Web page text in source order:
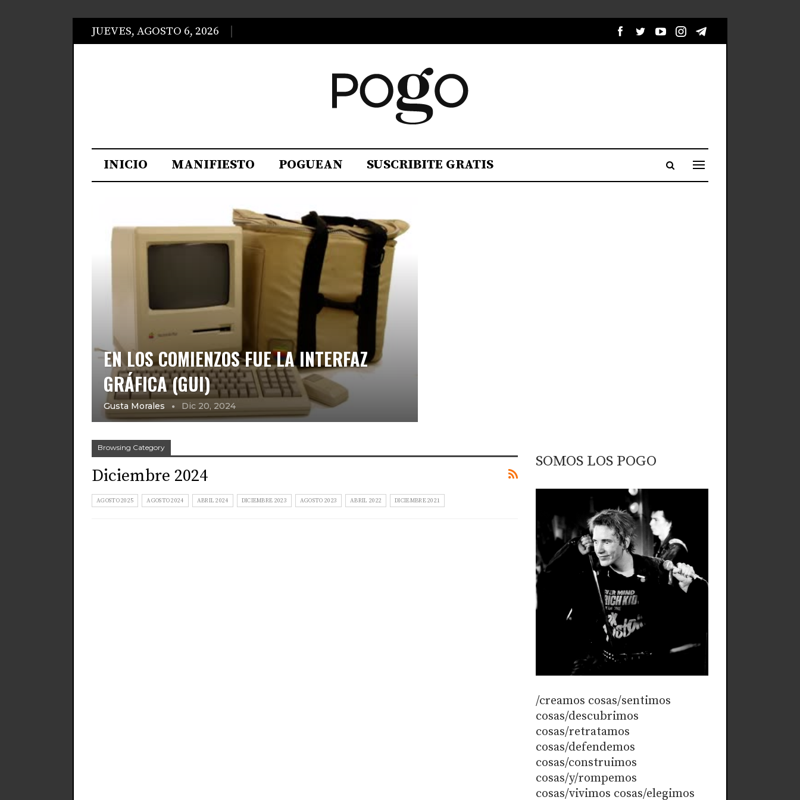
JUEVES, AGOSTO 6, 2026
INICIO MANIFIESTO POGUEAN SUSCRIBITE GRATIS
EN LOS COMIENZOS FUE LA INTERFAZ
GRÁFICA (GUI)
Gusta Morales Dic 20, 2024
Browsing Category
Diciembre 2024
AGOSTO 2025 AGOSTO 2024 ABRIL 2024 DICIEMBRE 2023 AGOSTO 2023 ABRIL 2022 DICIEMBRE 2021
SOMOS LOS POGO
/creamos cosas/sentimos
cosas/descubrimos
cosas/retratamos
cosas/defendemos
cosas/construimos
cosas/y/rompemos
cosas/vivimos cosas/elegimos